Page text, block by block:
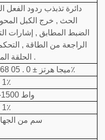
دائرة تذبذب ردود الفعل
الحث , خرج الكبل
الضبط المطابق , إشارات
الراجعة من الطاقة ,
الحلقة المغلقة .
40 . 68 ميجا هرتز ± 0 . 05٪
≤
800-1500 واط
≤
20 سم من